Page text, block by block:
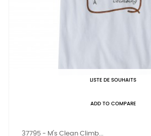
LISTE DE SOUHAITS
ADD TO COMPARE
37795 - M's Clean Climb...